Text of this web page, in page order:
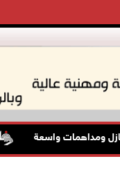
ومداهمات واسعة